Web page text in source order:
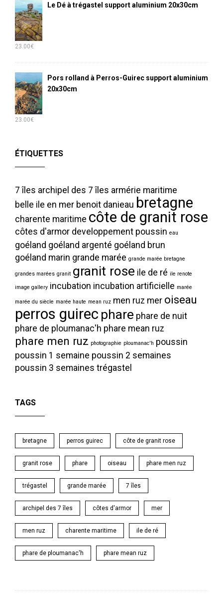
Le Dé à trégastel support aluminium 20x30cm
23.00€
Pors rolland à Perros-Guirec support aluminium
20x30cm
23.00€
ÉTIQUETTES
7 îles archipel des 7 îles armérie maritime
belle ile en mer benoit danieau bretagne
charente maritime côte de granit rose
côtes d'armor developpement poussin eau
goéland goéland argenté goéland brun
goéland marin grande marée grande marée bretagne
grandes marées granit granit rose ile de ré ile renote
image gallery incubation incubation artificielle marée
marée du siècle marée haute mean ruz men ruz mer oiseau
perros guirec phare phare de nuit
phare de ploumanac'h phare mean ruz
phare men ruz photographie ploumanac'h poussin
poussin 1 semaine poussin 2 semaines
poussin 3 semaines trégastel
TAGS
bretagne perros guirec côte de granit rose
granit rose phare oiseau phare men ruz
trégastel grande marée 7 îles
archipel des 7 îles côtes d'armor mer
men ruz charente maritime ile de ré
phare de ploumanac'h phare mean ruz